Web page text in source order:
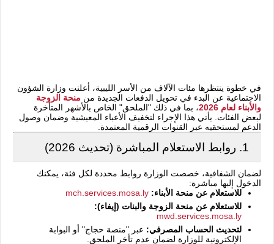
في خطوة ينتظرها مئات الآلاف من الأسر الليبية، أعلنت وزارة الشؤون
الاجتماعية عن البدء في تحويل الدفعات الجديدة من منحة الزوجة
والأبناء لعام 2026
، بما في ذلك "الملحق" الخاص بالأشهر المتأخرة
لبعض الفئات. يأتي هذا الإجراء لتخفيف الأعباء المعيشية وضمان وصول
الدعم لمستحقيه عبر القنوات الرقمية المعتمدة.
1. روابط الاستعلام المباشرة (تحديث 2026)
لضمان الشفافية، خصصت الوزارة روابط محددة لكل فئة، يمكنك
الدخول إليها مباشرة:
للاستعلام عن منحة الأبناء: mch.services.mosa.ly
للاستعلام عن منحة الزوجة والبنات (إيفاء):
mwd.services.mosa.ly
لتحديث الحساب المصرفي: عبر "منصة حجاج" أو البوابة
الإلكترونية للوزارة لضمان عدم تأخر الملحق.